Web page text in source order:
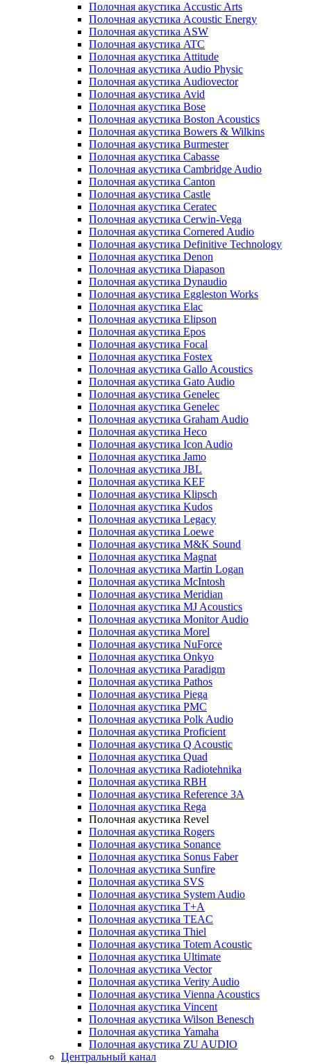
Полочная акустика Accustic Arts
Полочная акустика Acoustic Energy
Полочная акустика ASW
Полочная акустика ATC
Полочная акустика Attitude
Полочная акустика Audio Physic
Полочная акустика Audiovector
Полочная акустика Avid
Полочная акустика Bose
Полочная акустика Boston Acoustics
Полочная акустика Bowers & Wilkins
Полочная акустика Burmester
Полочная акустика Cabasse
Полочная акустика Cambridge Audio
Полочная акустика Canton
Полочная акустика Castle
Полочная акустика Ceratec
Полочная акустика Cerwin-Vega
Полочная акустика Cornered Audio
Полочная акустика Definitive Technology
Полочная акустика Denon
Полочная акустика Diapason
Полочная акустика Dynaudio
Полочная акустика Eggleston Works
Полочная акустика Elac
Полочная акустика Elipson
Полочная акустика Epos
Полочная акустика Focal
Полочная акустика Fostex
Полочная акустика Gallo Acoustics
Полочная акустика Gato Audio
Полочная акустика Genelec
Полочная акустика Genelec
Полочная акустика Graham Audio
Полочная акустика Heco
Полочная акустика Icon Audio
Полочная акустика Jamo
Полочная акустика JBL
Полочная акустика KEF
Полочная акустика Klipsch
Полочная акустика Kudos
Полочная акустика Legacy
Полочная акустика Loewe
Полочная акустика M&K Sound
Полочная акустика Magnat
Полочная акустика Martin Logan
Полочная акустика McIntosh
Полочная акустика Meridian
Полочная акустика MJ Acoustics
Полочная акустика Monitor Audio
Полочная акустика Morel
Полочная акустика NuForce
Полочная акустика Onkyo
Полочная акустика Paradigm
Полочная акустика Pathos
Полочная акустика Piega
Полочная акустика PMC
Полочная акустика Polk Audio
Полочная акустика Proficient
Полочная акустика Q Acoustic
Полочная акустика Quad
Полочная акустика Radiotehnika
Полочная акустика RBH
Полочная акустика Reference 3A
Полочная акустика Rega
Полочная акустика Revel
Полочная акустика Rogers
Полочная акустика Sonance
Полочная акустика Sonus Faber
Полочная акустика Sunfire
Полочная акустика SVS
Полочная акустика System Audio
Полочная акустика T+A
Полочная акустика TEAC
Полочная акустика Thiel
Полочная акустика Totem Acoustic
Полочная акустика Ultimate
Полочная акустика Vector
Полочная акустика Verity Audio
Полочная акустика Vienna Acoustics
Полочная акустика Vincent
Полочная акустика Wilson Benesch
Полочная акустика Yamaha
Полочная акустика ZU AUDIO
Центральный канал